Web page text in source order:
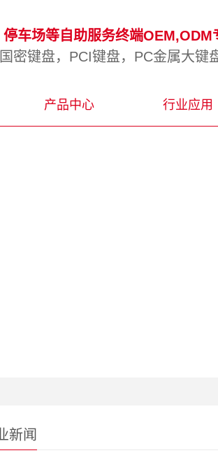
车场等自助服务终端OEM,ODM
密键盘，PCI键盘，PC金属大键
产品中心 行业应用
新闻